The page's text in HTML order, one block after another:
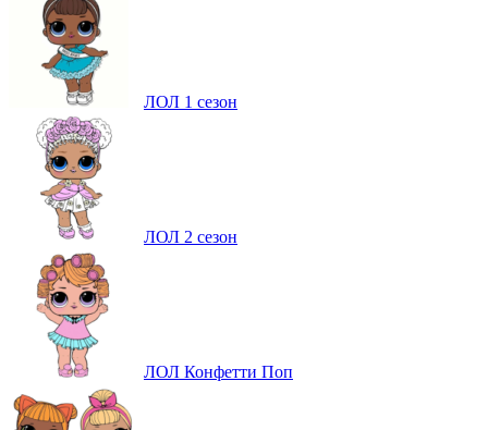
ЛОЛ 1 сезон
ЛОЛ 2 сезон
ЛОЛ Конфетти Поп